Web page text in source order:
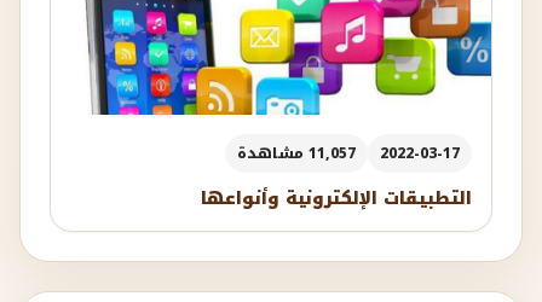
2022-03-17 11,057 مشاهدة
التطبيقات الإلكترونية وأنواعها